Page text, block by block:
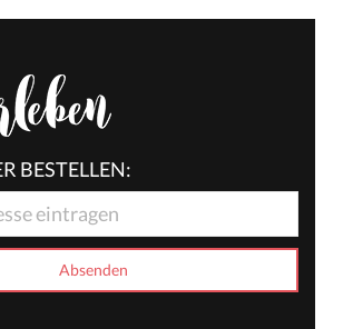
BESTELLEN: